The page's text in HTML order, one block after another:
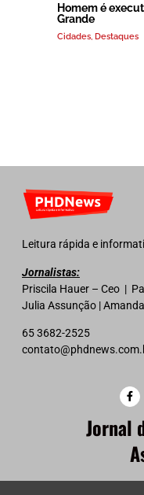
Homem é
Grande
Cidades, Destaques
Leitura rápida e
Jornalistas:
Priscila Hauer – Ceo |
Julia Assunção |
65 3682-2525
Jornal